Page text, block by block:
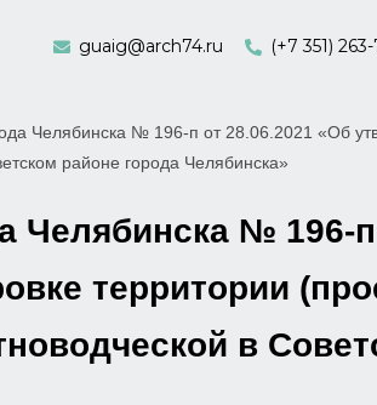
guaig@arch74.ru (+7 351)
Челябинска № 196-п от 28.06.2021 «Об
районе города Челябинска»
Челябинска № 196-
территории
в